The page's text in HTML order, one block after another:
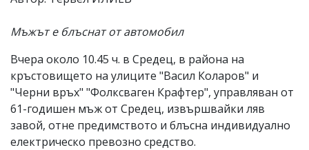
не
отговорност
тях!
откриете
обиден
за
коментар,
моля
Мъжът е блъснат от автомобил
Вчера около 10.45 ч. в Средец, в района на
кръстовището на улиците "Васил Коларов" и
"Черни връх" "Фолксваген Крафтер", управляван от
61-годишен мъж от Средец, извършвайки ляв
завой, отне предимството и блъсна индивидуално
електрическо превозно средство.